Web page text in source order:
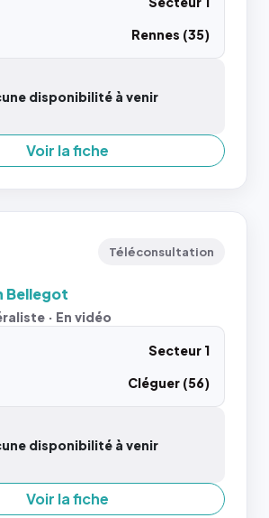
Rennes (35)
disponibilité à venir
Voir la fiche
Téléconsultation
Bellegot
· En vidéo
Secteur 1
Cléguer (56)
disponibilité à venir
Voir la fiche